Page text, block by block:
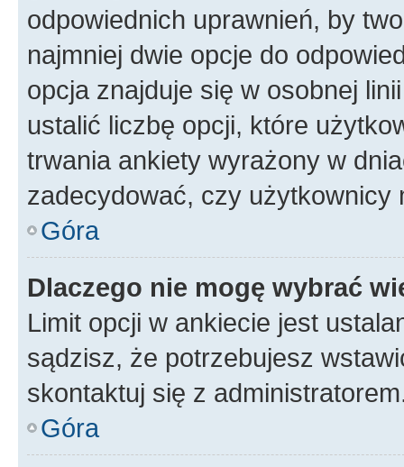
odpowiednich uprawnień, by
najmniej dwie opcje do
opcja znajduje się w osobnej
ustalić liczbę opcji, które
trwania ankiety wyrażony w
zadecydować, czy użytkownicy
Góra
Dlaczego nie mogę wybrać
Limit opcji w ankiecie jest
sądzisz, że potrzebujesz
skontaktuj się z
Góra